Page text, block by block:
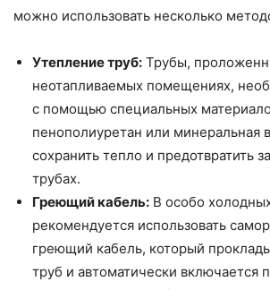
можно использовать несколько
Утепление труб: Трубы,
неотапливаемых помещениях,
с помощью специальных
пенополиуретан или минеральная
сохранить тепло и предотвратить
трубах.
Греющий кабель: В особо
рекомендуется использовать
греющий кабель, который
труб и автоматически включается